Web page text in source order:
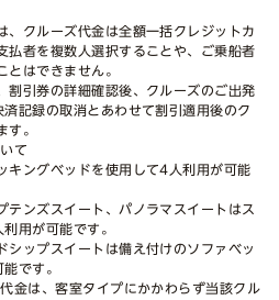
クルーズ代金は全額一括クレジットカ
払者を複数人選択することや、ご乗船者
とはできません。
引券の詳細確認後、クルーズのご出発
記録の取消とあわせて割引適用後のク
す。
て
キングベッドを使用して4人利用が可能
テンズスイート、パノラマスイートはス
用が可能です。
シップスイートは備え付けのソファベッ
です。
金は、客室タイプにかかわらず当該クル